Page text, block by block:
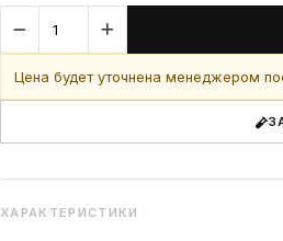
Цена будет уточнена менеджером
ХАРАКТЕРИСТИКИ